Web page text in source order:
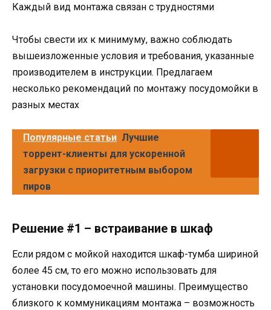
Каждый вид монтажа связан с трудностями
Чтобы свести их к минимуму, важно соблюдать
вышеизложенные условия и требования, указанные
производителем в инструкции. Предлагаем
несколько рекомендаций по монтажу посудомойки в
разных местах
Популярные статьи Лучшие
торрент-клиенты для ускоренной
загрузки с приоритетным выбором
пиров
Решение #1 – встраивание в шкаф
Если рядом с мойкой находится шкаф-тумба шириной
более 45 см, то его можно использовать для
установки посудомоечной машины. Преимущество
близкого к коммуникациям монтажа – возможность